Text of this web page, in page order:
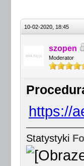
10-02-2020, 18:45
szopen
Moderator
https://
Statystyki